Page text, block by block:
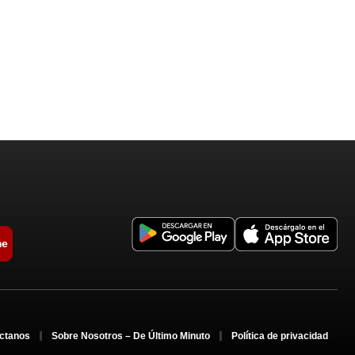
Sobre Nosotros – De Último Minuto Política de privacidad